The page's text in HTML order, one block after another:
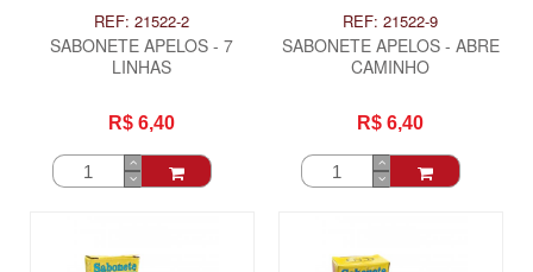
REF: 21522-2
SABONETE APELOS - 7
LINHAS
R$ 6,40
REF: 21522-9
SABONETE APELOS - ABRE
CAMINHO
R$ 6,40